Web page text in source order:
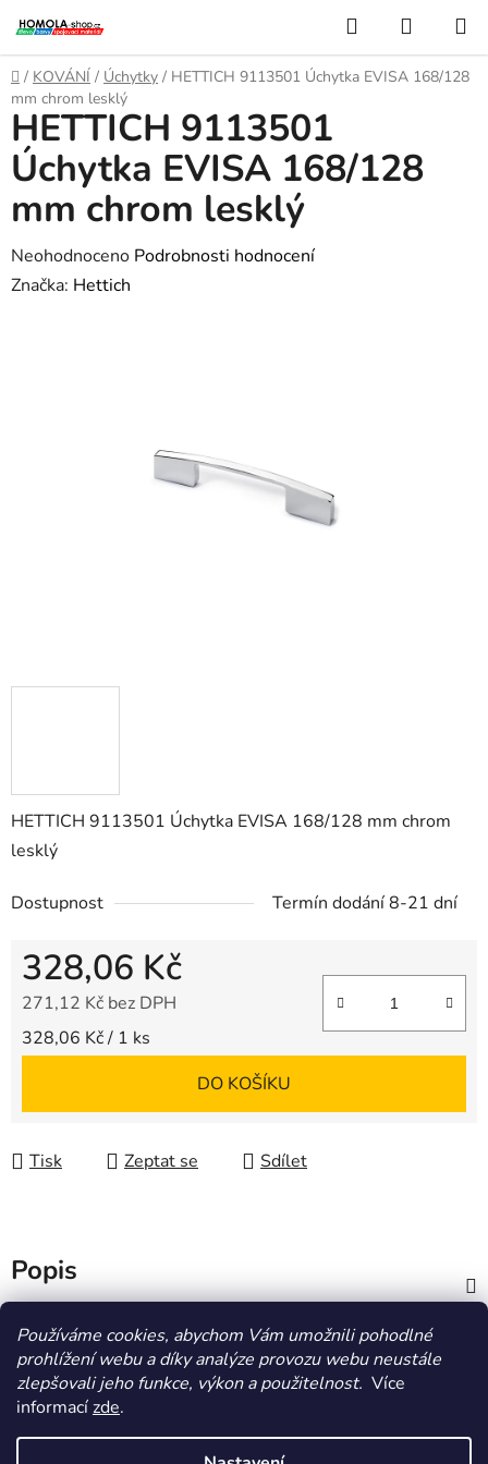
Používáme cookies, abychom Vám umožnili pohodlné
prohlížení webu a díky analýze provozu webu neustále
zlepšovali jeho funkce, výkon a použitelnost. Více
informacízde.
na
obsah
Hledat
KOŠÍK
Domů
/ KOVÁNÍ / Úchytky / HETTICH 9113501 Úchytka EVISA 168/128
mm chrom lesklý
HETTICH 9113501 Úchytka EVISA 168/128 mm chrom
lesklý
Dostupnost Termín dodání 8-21 dní
328,06 Kč
271,12 Kč bez DPH
Měrná cena:
328,06 Kč / 1 ks
DO KOŠÍKU
Tisk Zeptat se Sdílet
HETTICH 9113501
Úchytka EVISA 168/128
mm chrom lesklý
Průměrné
hodnocení
Neohodnoceno Podrobnosti hodnocení
Značka: Hettich
Popis
Diskuze
HOMOLA-shop.cz ZDE NAJDETE VÝDEJNÍ MÍSTO